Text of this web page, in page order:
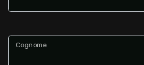
Cognome
Lusso